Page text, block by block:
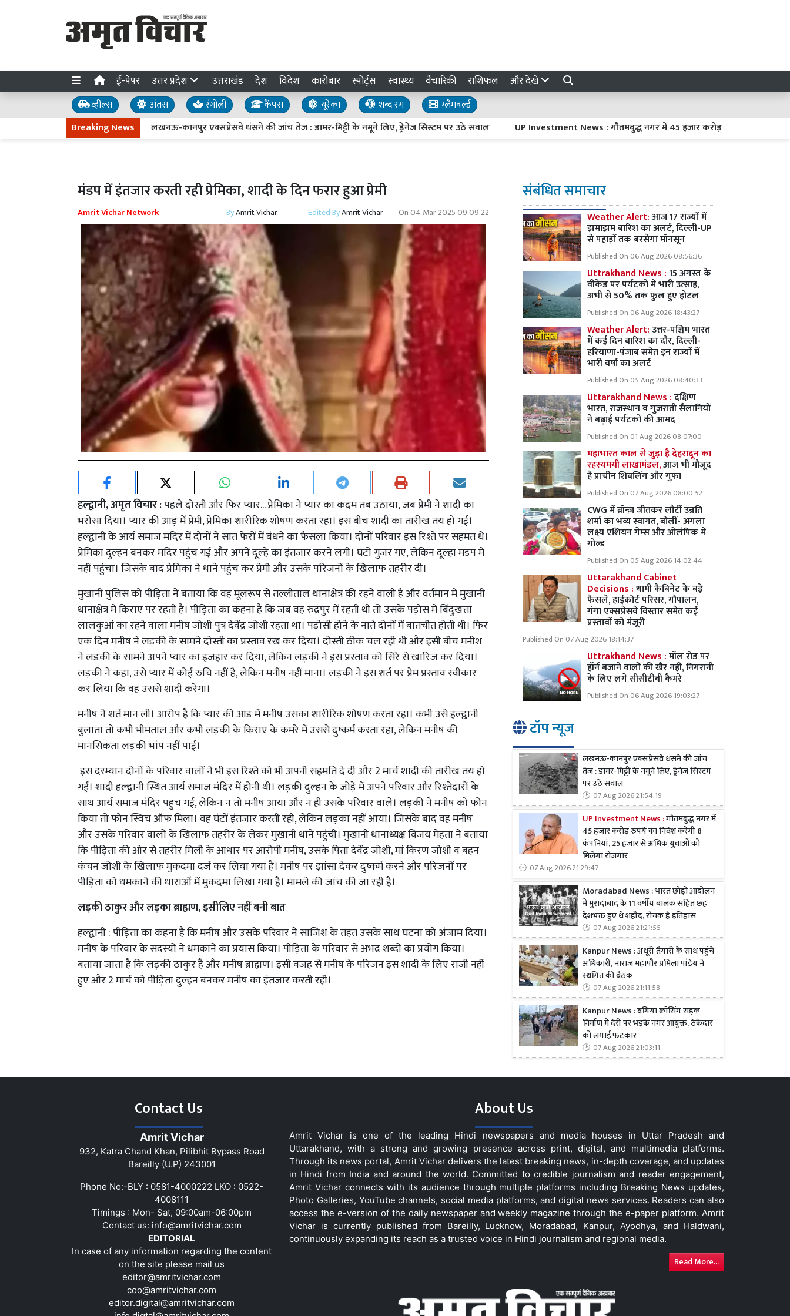
ई-पेपर उत्तर प्रदेश उत्तराखंड देश विदेश कारोबार स्पोर्ट्स स्वास्थ्य वैचारिकी राशिफल और देखें
व्हील्स अंतस रंगोली कैंपस यूरेका शब्द रंग
ग्लैमवर्ल्ड
Breaking Newsलखनऊ-कानपुर एक्सप्रेसवे धंसने की जांच तेज : डामर-मिट्टी के नमूने लिए, ड्रेनेज सिस्टम पर उठे सवाल UP Investment News : गौतमबुद्ध नगर में 45 हजार करोड़ रुपये का निवेश करेंगी 8
मंडप में इंतजार करती रही प्रेमिका, शादी के दिन फरार हुआ प्रेमी
Amrit Vichar Network ByAmrit Vichar Edited ByAmrit Vichar On04 Mar 2025 09:09:22
हल्द्वानी, अमृत विचार :पहले दोस्ती और फिर प्यार... प्रेमिका ने प्यार का कदम तब उठाया, जब प्रेमी ने शादी का
भरोसा दिया। प्यार की आड़ में प्रेमी, प्रेमिका शारीरिक शोषण करता रहा। इस बीच शादी का तारीख तय हो गई।
हल्द्वानी के आर्य समाज मंदिर में दोनों ने सात फेरों में बंधने का फैसला किया। दोनों परिवार इस रिश्ते पर सहमत थे।
प्रेमिका दुल्हन बनकर मंदिर पहुंच गई और अपने दूल्हे का इंतजार करने लगी। घंटो गुजर गए, लेकिन दूल्हा मंडप में
नहीं पहुंचा। जिसके बाद प्रेमिका ने थाने पहुंच कर प्रेमी और उसके परिजनों के खिलाफ तहरीर दी।
मुखानी पुलिस को पीड़िता ने बताया कि वह मूलरूप से तल्लीताल थानाक्षेत्र की रहने वाली है और वर्तमान में मुखानी
थानाक्षेत्र में किराए पर रहती है। पीड़िता का कहना है कि जब वह रुद्रपुर में रहती थी तो उसके पड़ोस में बिंदुखत्ता
लालकुआं का रहने वाला मनीष जोशी पुत्र देवेंद्र जोशी रहता था। पड़ोसी होने के नाते दोनों में बातचीत होती थी। फिर
एक दिन मनीष ने लड़की के सामने दोस्ती का प्रस्ताव रख कर दिया। दोस्ती ठीक चल रही थी और इसी बीच मनीश
ने लड़की के सामने अपने प्यार का इजहार कर दिया, लेकिन लड़की ने इस प्रस्ताव को सिरे से खारिज कर दिया।
लड़की ने कहा, उसे प्यार में कोई रुचि नहीं है, लेकिन मनीष नहीं माना। लड़की ने इस शर्त पर प्रेम प्रस्ताव स्वीकार
कर लिया कि वह उससे शादी करेगा।
मनीष ने शर्त मान ली। आरोप है कि प्यार की आड़ में मनीष उसका शारीरिक शोषण करता रहा। कभी उसे हल्द्वानी
बुलाता तो कभी भीमताल और कभी लड़की के किराए के कमरे में उससे दुष्कर्म करता रहा, लेकिन मनीष की
मानसिकता लड़की भांप नहीं पाई।
इस दरम्यान दोनों के परिवार वालों ने भी इस रिश्ते को भी अपनी सहमति दे दी और 2 मार्च शादी की तारीख तय हो
गई। शादी हल्द्वानी स्थित आर्य समाज मंदिर में होनी थी। लड़की दुल्हन के जोड़े में अपने परिवार और रिश्तेदारों के
साथ आर्य समाज मंदिर पहुंच गई, लेकिन न तो मनीष आया और न ही उसके परिवार वाले। लड़की ने मनीष को फोन
किया तो फोन स्विच ऑफ मिला। वह घंटों इंतजार करती रही, लेकिन लड़का नहीं आया। जिसके बाद वह मनीष
और उसके परिवार वालों के खिलाफ तहरीर के लेकर मुखानी थाने पहुंची। मुखानी थानाध्यक्ष विजय मेहता ने बताया
कि पीड़िता की ओर से तहरीर मिली के आधार पर आरोपी मनीष, उसके पिता देवेंद्र जोशी, मां किरण जोशी व बहन
कंचन जोशी के खिलाफ मुकदमा दर्ज कर लिया गया है। मनीष पर झांसा देकर दुष्कर्म करने और परिजनों पर
पीड़िता को धमकाने की धाराओं में मुकदमा लिखा गया है। मामले की जांच की जा रही है।
लड़की ठाकुर और लड़का ब्राह्मण, इसीलिए नहीं बनी बात
हल्द्वानी : पीड़िता का कहना है कि मनीष और उसके परिवार ने साजिश के तहत उसके साथ घटना को अंजाम दिया।
मनीष के परिवार के सदस्यों ने धमकाने का प्रयास किया। पीड़िता के परिवार से अभद्र शब्दों का प्रयोग किया।
बताया जाता है कि लड़की ठाकुर है और मनीष ब्राह्मण। इसी वजह से मनीष के परिजन इस शादी के लिए राजी नहीं
हुए और 2 मार्च को पीड़िता दुल्हन बनकर मनीष का इंतजार करती रही।
संबंधित समाचार
Weather Alert:आज 17 राज्यों में
झमाझम बारिश का अलर्ट, दिल्ली-UP
से पहाड़ों तक बरसेगा मॉनसून
Published On 06 Aug 2026 08:56:36
Uttrakhand News :15 अगस्त के
वीकेंड पर पर्यटकों में भारी उत्साह,
अभी से 50% तक फुल हुए होटल
Published On 06 Aug 2026 18:43:27
Weather Alert:उत्तर-पश्चिम भारत
में कई दिन बारिश का दौर, दिल्ली-
हरियाणा-पंजाब समेत इन राज्यों में
भारी वर्षा का अलर्ट
Published On 05 Aug 2026 08:40:33
Uttarakhand News :दक्षिण
भारत, राजस्थान व गुजराती सैलानियों
ने बढ़ाई पर्यटकों की आमद
Published On 01 Aug 2026 08:07:00
महाभारत काल से जुड़ा है देहरादून का
रहस्यमयी लाखामंडल,आज भी मौजूद
हैं प्राचीन शिवलिंग और गुफा
Published On 07 Aug 2026 08:00:52
CWG में ब्रॉन्ज़ जीतकर लौटीं उन्नति
शर्मा का भव्य स्वागत, बोलीं- अगला
लक्ष्य एशियन गेम्स और ओलंपिक में
गोल्ड
Published On 05 Aug 2026 14:02:44
Uttarakhand Cabinet
Decisions :धामी कैबिनेट के बड़े
फैसले, हाईकोर्ट परिसर, गौपालन,
गंगा एक्सप्रेसवे विस्तार समेत कई
प्रस्तावों को मंजूरी
Published On 07 Aug 2026 18:14:37
Uttrakhand News :मॉल रोड पर
हॉर्न बजाने वालों की खैर नहीं, निगरानी
के लिए लगे सीसीटीवी कैमरे
Published On 06 Aug 2026 19:03:27
टॉप न्यूज
लखनऊ-कानपुर एक्सप्रेसवे धंसने की जांच
तेज : डामर-मिट्टी के नमूने लिए, ड्रेनेज सिस्टम
पर उठे सवाल
07 Aug 2026 21:54:19
UP Investment News :गौतमबुद्ध नगर में
45 हजार करोड़ रुपये का निवेश करेंगी 8
कंपनियां, 25 हजार से अधिक युवाओं को
मिलेगा रोजगार
07 Aug 2026 21:29:47
Moradabad News : भारत छोड़ो आंदोलन
में मुरादाबाद के 11 वर्षीय बालक सहित छह
देशभक्त हुए थे शहीद, रोचक है इतिहास
07 Aug 2026 21:21:55
Kanpur News : अधूरी तैयारी के साथ पहुंचे
अधिकारी, नाराज महापौर प्रमिला पांडेय ने
स्थगित की बैठक
07 Aug 2026 21:11:58
Kanpur News : बगिया क्रॉसिंग सड़क
निर्माण में देरी पर भड़के नगर आयुक्त, ठेकेदार
को लगाई फटकार
07 Aug 2026 21:03:11
Contact Us
Amrit Vichar
932, Katra Chand Khan, Pilibhit Bypass Road
Bareilly (U.P) 243001
Phone No:-BLY : 0581-4000222 LKO : 0522-
4008111
Timings : Mon- Sat, 09:00am-06:00pm
Contact us: info@amritvichar.com
EDITORIAL
In case of any information regarding the content
on the site please mail us
editor@amritvichar.com
coo@amritvichar.com
editor.digital@amritvichar.com
About Us
Amrit Vichar is one of the leading Hindi newspapers and media houses in Uttar Pradesh and
Uttarakhand, with a strong and growing presence across print, digital, and multimedia platforms.
Through its news portal, Amrit Vichar delivers the latest breaking news, in-depth coverage, and updates
in Hindi from India and around the world. Committed to credible journalism and reader engagement,
Amrit Vichar connects with its audience through multiple platforms including Breaking News updates,
Photo Galleries, YouTube channels, social media platforms, and digital news services. Readers can also
access the e-version of the daily newspaper and weekly magazine through the e-paper platform. Amrit
Vichar is currently published from Bareilly, Lucknow, Moradabad, Kanpur, Ayodhya, and Haldwani,
continuously expanding its reach as a trusted voice in Hindi journalism and regional media.
Read More...